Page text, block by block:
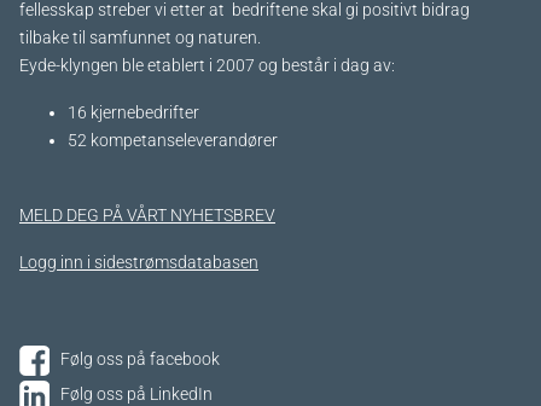
fellesskap streber vi etter at bedriftene skal gi positivt bidrag
tilbake til samfunnet og naturen.
Eyde-klyngen ble etablert i 2007 og består i dag av:
16 kjernebedrifter​
52 kompetanseleverandører
MELD DEG PÅ VÅRT NYHETSBREV
Logg inn i sidestrømsdatabasen
Følg oss på facebook
Følg oss på LinkedIn